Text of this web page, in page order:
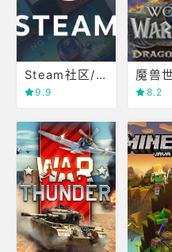
Steam社区/商店
9.9 8.2